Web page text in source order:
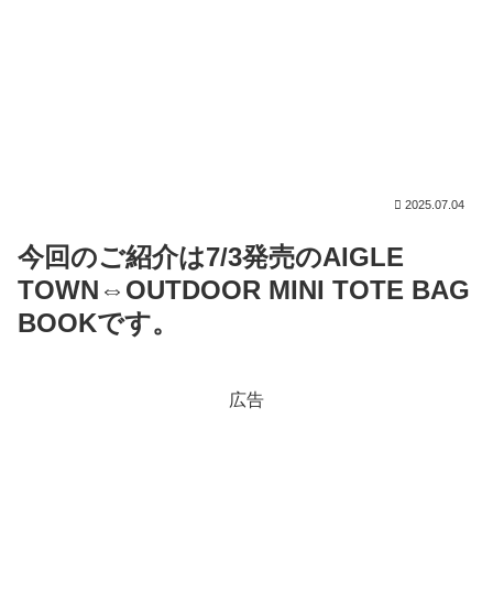
2025.07.04
今回のご紹介は7/3発売のAIGLE
TOWN⇔OUTDOOR MINI TOTE BAG
BOOKです。
広告